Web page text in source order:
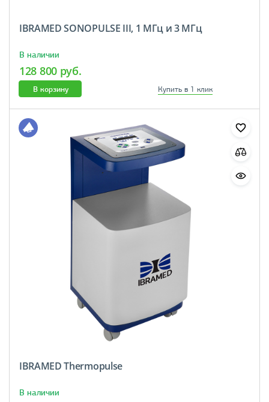
IBRAMED SONOPULSE III, 1 МГц и 3 МГц
В наличии
128 800 руб.
В корзину Купить в 1 клик
IBRAMED Thermopulse
В наличии